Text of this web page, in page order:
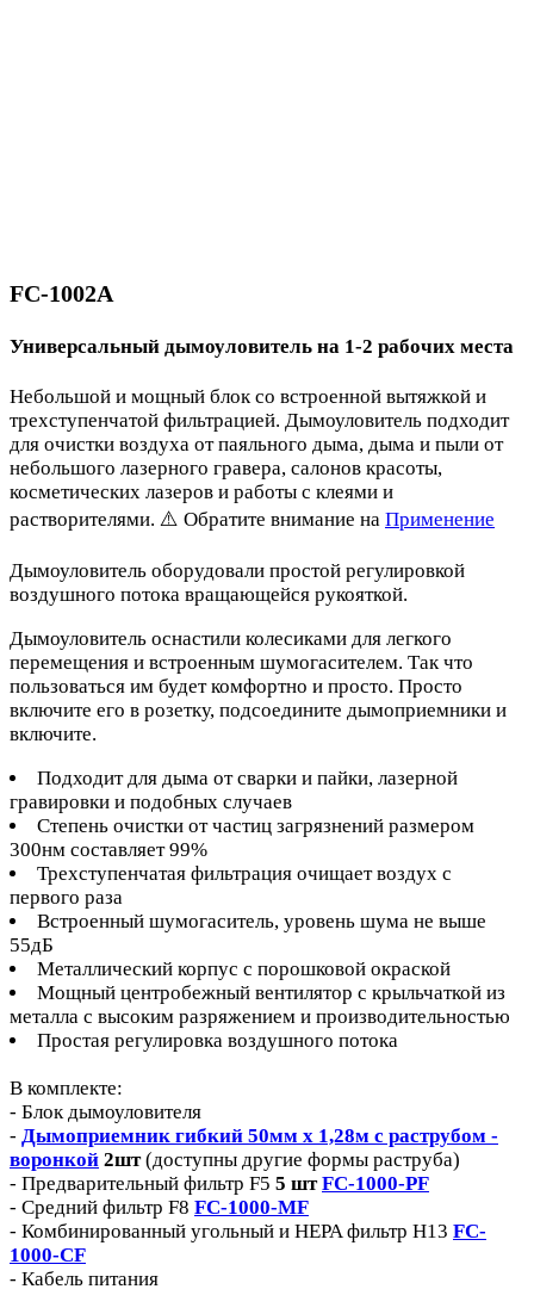
FC-1002A
Универсальный дымоуловитель на 1-2 рабочих места
Небольшой и мощный блок со встроенной вытяжкой и
трехступенчатой фильтрацией. Дымоуловитель подходит
для очистки воздуха от паяльного дыма, дыма и пыли от
небольшого лазерного гравера, салонов красоты,
косметических лазеров и работы с клеями и
растворителями. ⚠️ Обратите внимание на Применение
Дымоуловитель оборудовали простой регулировкой
воздушного потока вращающейся рукояткой.
Дымоуловитель оснастили колесиками для легкого
перемещения и встроенным шумогасителем. Так что
пользоваться им будет комфортно и просто. Просто
включите его в розетку, подсоедините дымоприемники и
включите.
Подходит для дыма от сварки и пайки, лазерной
гравировки и подобных случаев
Степень очистки от частиц загрязнений размером
300нм составляет 99%
Трехступенчатая фильтрация очищает воздух с
первого раза
Встроенный шумогаситель, уровень шума не выше
55дБ
Металлический корпус с порошковой окраской
Мощный центробежный вентилятор с крыльчаткой из
металла с высоким разряжением и производительностью
Простая регулировка воздушного потока
В комплекте:
- Блок дымоуловителя
- Дымоприемник гибкий 50мм х 1,28м с раструбом -
воронкой 2шт(доступны другие формы раструба)
- Предварительный фильтр F5 5 шт FC-1000-PF
- Средний фильтр F8 FC-1000-MF
- Комбинированный угольный и HEPA фильтр H13 FC-
1000-CF
- Кабель питания